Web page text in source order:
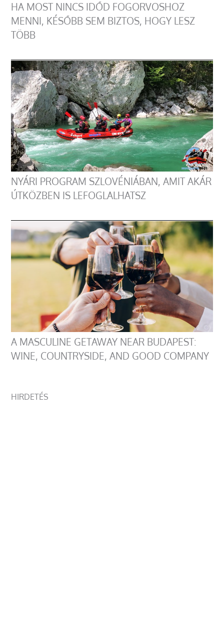
HA MOST NINCS IDŐD FOGORVOSHOZ
MENNI, KÉSŐBB SEM BIZTOS, HOGY LESZ
TÖBB
NYÁRI PROGRAM SZLOVÉNIÁBAN, AMIT AKÁR
ÚTKÖZBEN IS LEFOGLALHATSZ
A MASCULINE GETAWAY NEAR BUDAPEST:
WINE, COUNTRYSIDE, AND GOOD COMPANY
HIRDETÉS